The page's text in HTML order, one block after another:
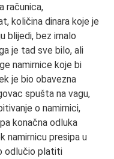
računica,
količina dinara koje je
blijedi, bez imalo
je tad sve bilo, ali
namirnice koje bi
je bio obavezna
spušta na vagu,
o namirnici,
konačna odluka
namirnicu presipa u
odlučio platiti